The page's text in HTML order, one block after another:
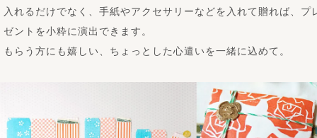
入れるだけでなく、手紙やアクセサリーなどを入れて贈れば、プ
ゼントを小粋に演出できます。
もらう方にも嬉しい、ちょっとした心遣いを一緒に込めて。